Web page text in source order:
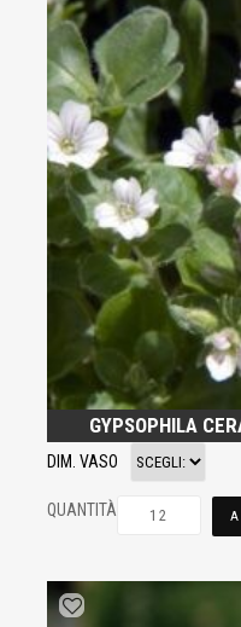
GYPSOPHILA
DIM. VASO
QUANTITÀ